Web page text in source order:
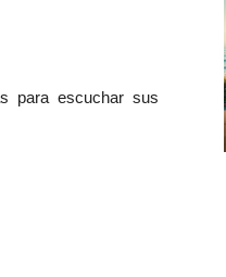
para escuchar sus